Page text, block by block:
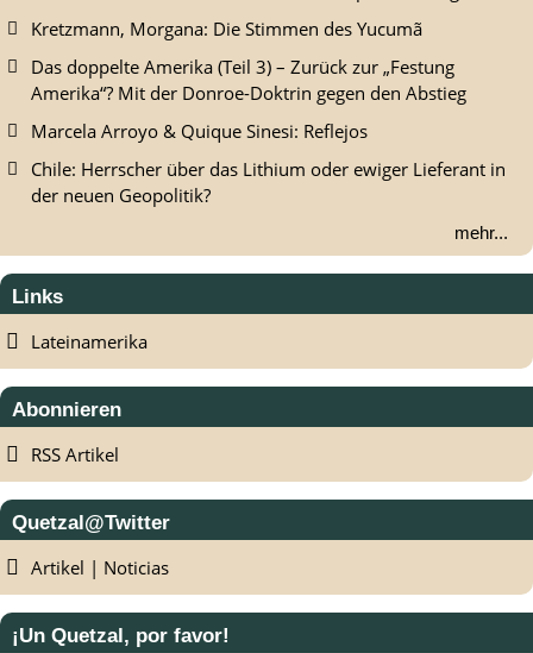
Kretzmann, Morgana: Die Stimmen des Yucumã
Das doppelte Amerika (Teil 3) – Zurück zur „Festung
Amerika“? Mit der Donroe-Doktrin gegen den Abstieg
Marcela Arroyo & Quique Sinesi: Reflejos
Chile: Herrscher über das Lithium oder ewiger Lieferant in
der neuen Geopolitik?
mehr...
Links
Lateinamerika
Abonnieren
RSS Artikel
Quetzal@Twitter
Artikel | Noticias
¡Un Quetzal, por favor!